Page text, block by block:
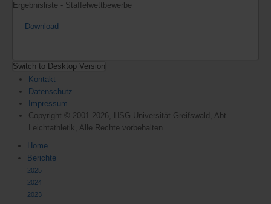
Ergebnisliste - Staffelwettbewerbe
Download
Switch to Desktop Version
Kontakt
Datenschutz
Impressum
Copyright © 2001-2026, HSG Universität Greifswald, Abt.
Leichtathletik, Alle Rechte vorbehalten.
Home
Berichte
2025
2024
2023